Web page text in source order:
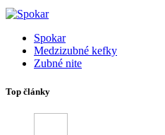
Spokar
Medzizubné kefky
Zubné nite
Top články